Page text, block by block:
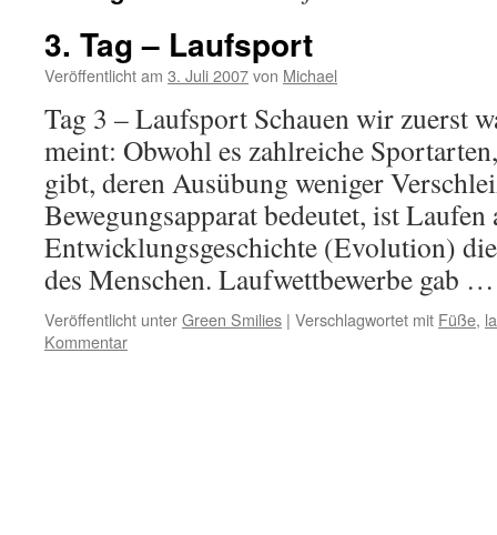
3. Tag – Laufsport
Veröffentlicht am 3. Juli 2007von Michael
Tag 3 – Laufsport Schauen wir zuerst
meint: Obwohl es zahlreiche
gibt, deren Ausübung weniger
Bewegungsapparat bedeutet, ist
Entwicklungsgeschichte (Evolution)
des Menschen. Laufwettbewerbe gab
Veröffentlicht unterGreen Smilies | Verschlagwortet mit Füße,
Kommentar